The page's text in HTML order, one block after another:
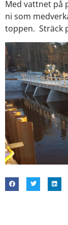
Med vattnet på
ni som
toppen. Sträck